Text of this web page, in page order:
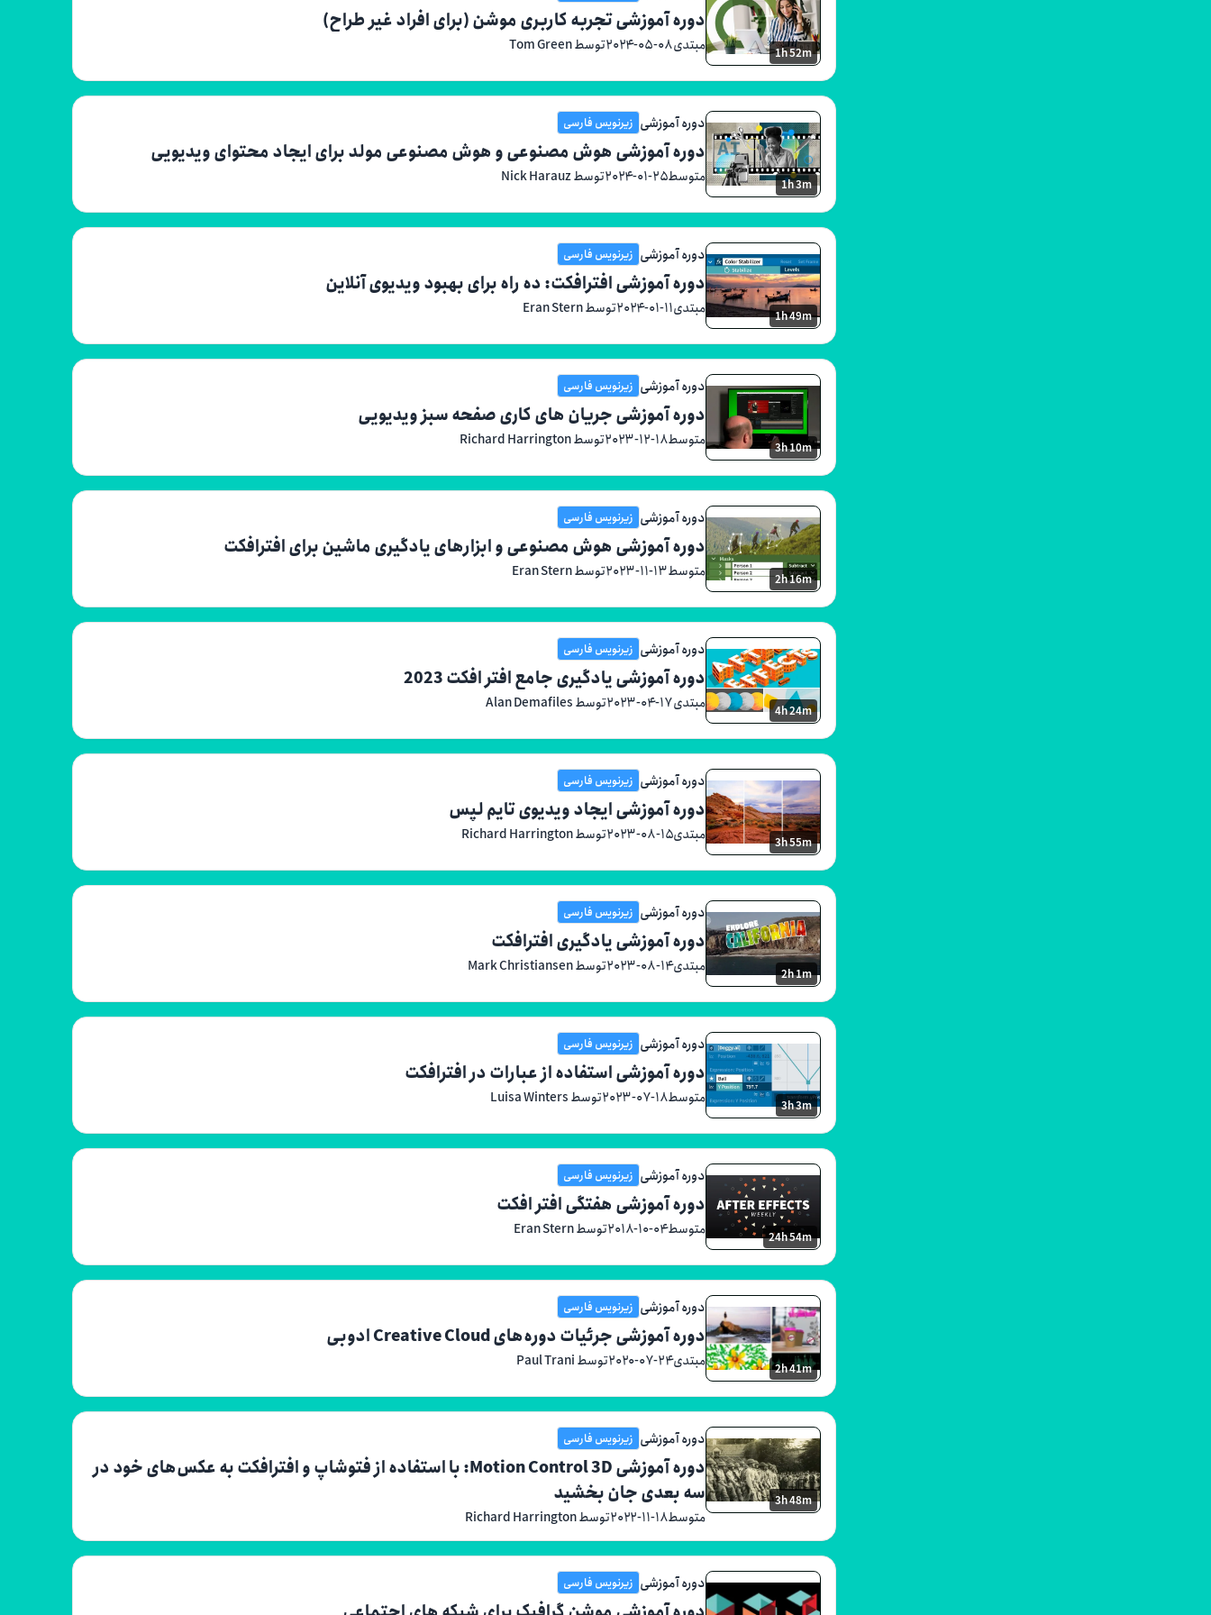
1h 52m
دوره آموزشی تجربه کاربری موشن (برای افراد غیر طراح)
مبتدی۲۰۲۴-۰۵-۰۸توسط Tom Green
1h 3m
دوره آموزشی زیرنویس فارسی
دوره آموزشی هوش مصنوعی و هوش مصنوعی مولد برای ایجاد محتوای ویدیویی
متوسط۲۰۲۴-۰۱-۲۵توسط Nick Harauz
1h 49m
دوره آموزشی زیرنویس فارسی
دوره آموزشی افترافکت: ده راه برای بهبود ویدیوی آنلاین
مبتدی۲۰۲۴-۰۱-۱۱توسط Eran Stern
3h 10m
دوره آموزشی زیرنویس فارسی
دوره آموزشی جریان های کاری صفحه سبز ویدیویی
متوسط۲۰۲۳-۱۲-۱۸توسط Richard Harrington
2h 16m
دوره آموزشی زیرنویس فارسی
دوره آموزشی هوش مصنوعی و ابزارهای یادگیری ماشین برای افترافکت
متوسط۲۰۲۳-۱۱-۱۳توسط Eran Stern
4h 24m
دوره آموزشی زیرنویس فارسی
دوره آموزشی یادگیری جامع افتر افکت 2023
مبتدی۲۰۲۳-۰۴-۱۷توسط Alan Demafiles
3h 55m
دوره آموزشی زیرنویس فارسی
دوره آموزشی ایجاد ویدیوی تایم لپس
مبتدی۲۰۲۳-۰۸-۱۵توسط Richard Harrington
2h 1m
دوره آموزشی زیرنویس فارسی
دوره آموزشی یادگیری افترافکت
مبتدی۲۰۲۳-۰۸-۱۴توسط Mark Christiansen
3h 3m
دوره آموزشی زیرنویس فارسی
دوره آموزشی استفاده از عبارات در افترافکت
متوسط۲۰۲۳-۰۷-۱۸توسط Luisa Winters
24h 54m
دوره آموزشی زیرنویس فارسی
دوره آموزشی هفتگی افتر افکت
متوسط۲۰۱۸-۱۰-۰۴توسط Eran Stern
2h 41m
دوره آموزشی زیرنویس فارسی
دوره آموزشی جرئیات دوره‌های Creative Cloud ادوبی
مبتدی۲۰۲۰-۰۷-۲۴توسط Paul Trani
3h 48m
دوره آموزشی زیرنویس فارسی
دوره آموزشی Motion Control 3D: با استفاده از فتوشاپ و افترافکت به عکس‌های خود در
سه بعدی جان بخشید
متوسط۲۰۲۲-۱۱-۱۸توسط Richard Harrington
دوره آموزشی زیرنویس فارسی
دوره آموزشی موشن گرافیک برای شبکه های اجتماعی